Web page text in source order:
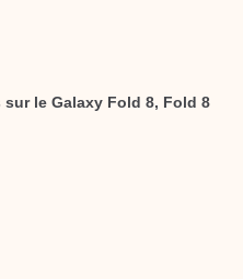
le Galaxy Fold 8, Fold 8